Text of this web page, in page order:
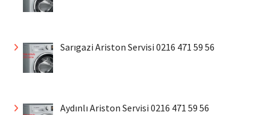
Sarıgazi Ariston Servisi 0216 471 59 56
Aydınlı Ariston Servisi 0216 471 59 56